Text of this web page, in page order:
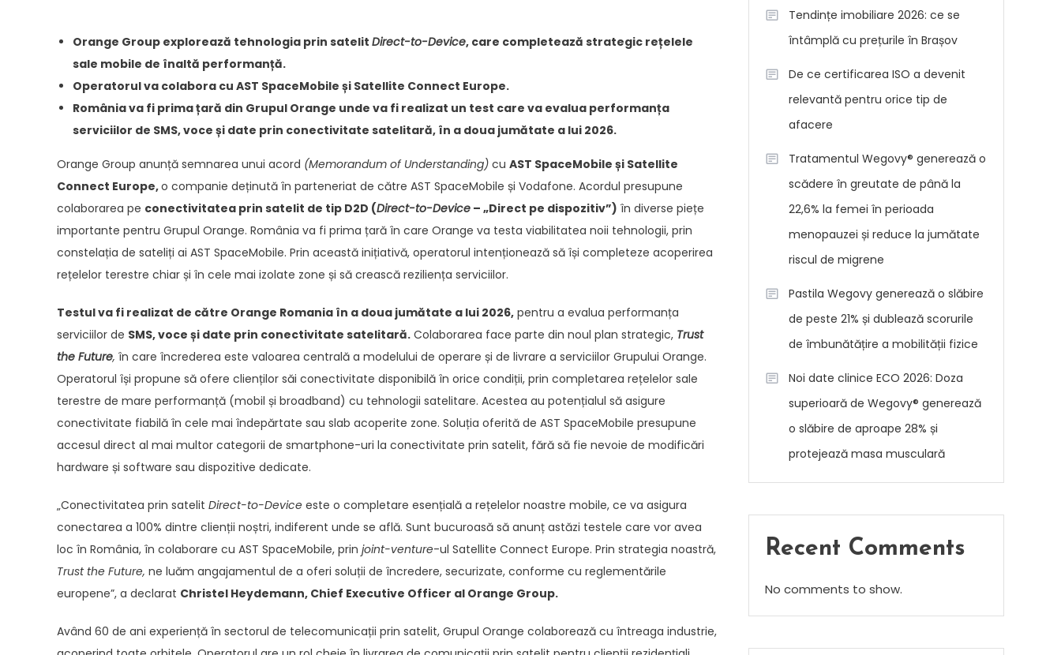
Orange Group explorează tehnologia prin satelit Direct-to-Device, care completează strategic rețelele
sale mobile de înaltă performanță.
Operatorul va colabora cu AST SpaceMobile și Satellite Connect Europe.
România va fi prima țară din Grupul Orange unde va fi realizat un test care va evalua performanța
serviciilor de SMS, voce și date prin conectivitate satelitară, în a doua jumătate a lui 2026.
Orange Group anunță semnarea unui acord (Memorandum of Understanding) cu AST SpaceMobile și Satellite
Connect Europe,o companie deținută în parteneriat de către AST SpaceMobile și Vodafone. Acordul presupune
colaborarea pe conectivitatea prin satelit de tip D2D (Direct-to-Device – „Direct pe dispozitiv”) în diverse piețe
importante pentru Grupul Orange. România va fi prima țară în care Orange va testa viabilitatea noii tehnologii, prin
constelația de sateliți ai AST SpaceMobile. Prin această inițiativă, operatorul intenționează să își completeze acoperirea
rețelelor terestre chiar și în cele mai izolate zone și să crească reziliența serviciilor.
Testul va fi realizat de către Orange Romania în a doua jumătate a lui 2026, pentru a evalua performanța
serviciilor de SMS, voce și date prin conectivitate satelitară. Colaborarea face parte din noul plan strategic, Trust
the Future, în care încrederea este valoarea centrală a modelului de operare și de livrare a serviciilor Grupului Orange.
Operatorul își propune să ofere clienților săi conectivitate disponibilă în orice condiții, prin completarea rețelelor sale
terestre de mare performanță (mobil și broadband) cu tehnologii satelitare. Acestea au potențialul să asigure
conectivitate fiabilă în cele mai îndepărtate sau slab acoperite zone. Soluția oferită de AST SpaceMobile presupune
accesul direct al mai multor categorii de smartphone-uri la conectivitate prin satelit, fără să fie nevoie de modificări
hardware și software sau dispozitive dedicate.
„Conectivitatea prin satelit Direct-to-Device este o completare esențială a rețelelor noastre mobile, ce va asigura
conectarea a 100% dintre clienții noștri, indiferent unde se află. Sunt bucuroasă să anunț astăzi testele care vor avea
loc în România, în colaborare cu AST SpaceMobile, prin joint-venture-ul Satellite Connect Europe. Prin strategia noastră,
Trust the Future, ne luăm angajamentul de a oferi soluții de încredere, securizate, conforme cu reglementările
europene”, a declarat Christel Heydemann, Chief Executive Officer al Orange Group.
Având 60 de ani experiență în sectorul de telecomunicații prin satelit, Grupul Orange colaborează cu întreaga industrie,
Tendințe imobiliare 2026: ce se
întâmplă cu prețurile în Brașov
De ce certificarea ISO a devenit
relevantă pentru orice tip de
afacere
Tratamentul Wegovy® generează o
scădere în greutate de până la
22,6% la femei în perioada
menopauzei și reduce la jumătate
riscul de migrene
Pastila Wegovy generează o slăbire
de peste 21% și dublează scorurile
de îmbunătățire a mobilității fizice
Noi date clinice ECO 2026: Doza
superioară de Wegovy® generează
o slăbire de aproape 28% și
protejează masa musculară
Recent Comments
No comments to show.